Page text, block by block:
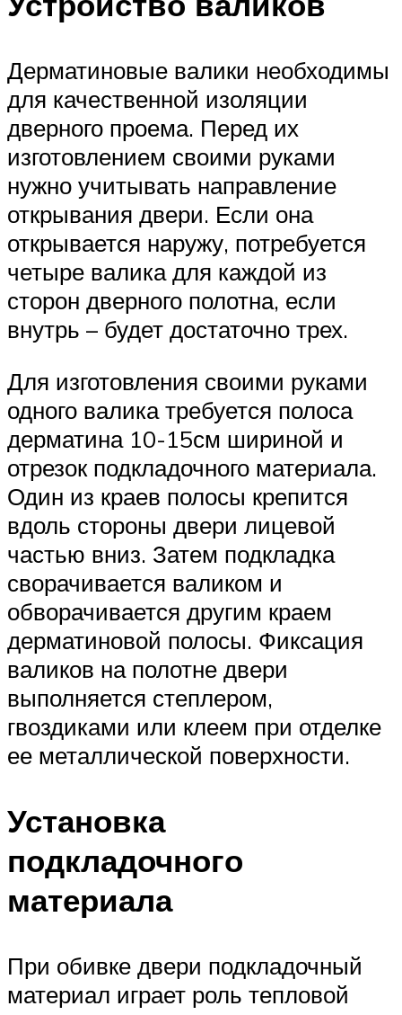
Дерматиновые валики необходимы
для качественной изоляции
дверного проема. Перед их
изготовлением своими руками
нужно учитывать направление
открывания двери. Если она
открывается наружу, потребуется
четыре валика для каждой из
сторон дверного полотна, если
внутрь – будет достаточно трех.
Для изготовления своими руками
одного валика требуется полоса
дерматина 10-15см шириной и
отрезок подкладочного материала.
Один из краев полосы крепится
вдоль стороны двери лицевой
частью вниз. Затем подкладка
сворачивается валиком и
обворачивается другим краем
дерматиновой полосы. Фиксация
валиков на полотне двери
выполняется степлером,
гвоздиками или клеем при отделке
ее металлической поверхности.
Установка
подкладочного
материала
При обивке двери подкладочный
материал играет роль тепловой